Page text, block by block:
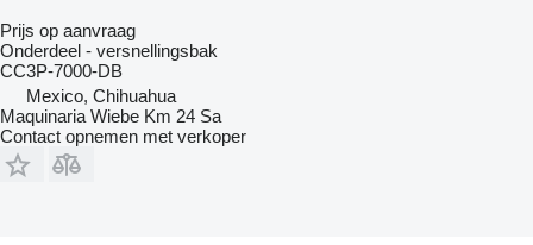
Prijs op aanvraag
Onderdeel - versnellingsbak
CC3P-7000-DB
Mexico, Chihuahua
Maquinaria Wiebe Km 24 Sa
Contact opnemen met verkoper